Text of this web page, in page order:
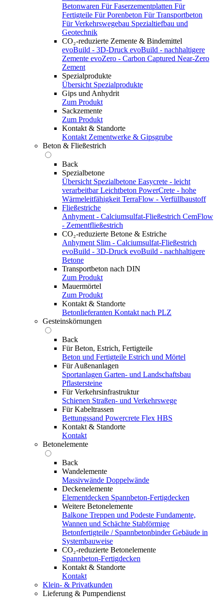
Betonwaren Für Faserzementplatten Für
Fertigteile Für Porenbeton Für Transportbeton
Für Verkehrswegebau Spezialtiefbau und
Geotechnik
CO₂-reduzierte Zemente & Bindemittel
evoBuild - 3D-Druck evoBuild - nachhaltigere
Zemente evoZero - Carbon Captured Near-Zero
Zement
Spezialprodukte
Übersicht Spezialprodukte
Gips und Anhydrit
Zum Produkt
Sackzemente
Zum Produkt
Kontakt & Standorte
Kontakt Zementwerke & Gipsgrube
Beton & Fließestrich
Back
Spezialbetone
Übersicht Spezialbetone Easycrete - leicht
verarbeitbar Leichtbeton PowerCrete - hohe
Wärmeleitfähigkeit TerraFlow - Verfüllbaustoff
Fließestriche
Anhyment - Calciumsulfat-Fließestrich CemFlow
- Zementfließestrich
CO₂-reduzierte Betone & Estriche
Anhyment Slim - Calciumsulfat-Fließestrich
evoBuild - 3D-Druck evoBuild - nachhaltigere
Betone
Transportbeton nach DIN
Zum Produkt
Mauermörtel
Zum Produkt
Kontakt & Standorte
Betonlieferanten Kontakt nach PLZ
Gesteinskörnungen
Back
Für Beton, Estrich, Fertigteile
Beton und Fertigteile Estrich und Mörtel
Für Außenanlagen
Sportanlagen Garten- und Landschaftsbau
Pflastersteine
Für Verkehrsinfrastruktur
Schienen Straßen- und Verkehrswege
Für Kabeltrassen
Bettungssand Powercrete Flex HBS
Kontakt & Standorte
Kontakt
Betonelemente
Back
Wandelemente
Massivwände Doppelwände
Deckenelemente
Elementdecken Spannbeton-Fertigdecken
Weitere Betonelemente
Balkone Treppen und Podeste Fundamente,
Wannen und Schächte Stabförmige
Betonfertigteile / Spannbetonbinder Gebäude in
Systembauweise
CO₂-reduzierte Betonelemente
Spannbeton-Fertigdecken
Kontakt & Standorte
Kontakt
Klein- & Privatkunden
Lieferung & Pumpendienst